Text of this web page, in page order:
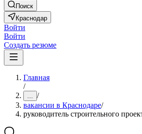
Поиск
Краснодар
Войти
Войти
Создать резюме
Главная
/
... /
вакансии в Краснодаре/
руководитель строительного